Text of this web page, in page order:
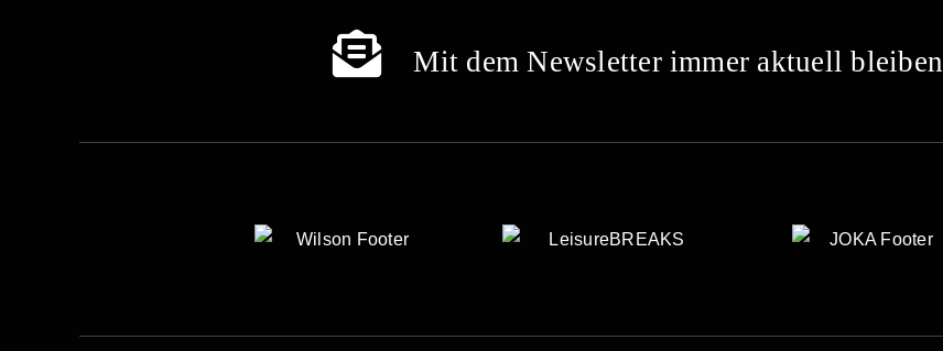
Mit dem Newsletter immer aktuell bleiben